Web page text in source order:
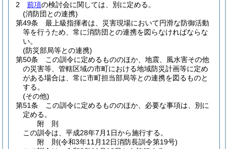
2
前項の検討会に関しては、別に定める。
(消防団との連携)
第49条
最上級指揮者は、災害現場において円滑な防御活動
等を行うため、常に消防団との連携を図らなければならな
い。
(防災部局等との連携)
第50条
この訓令に定めるもののほか、地震、風水害その他
の災害等、管轄区域の市町における地域防災計画等に定め
がある場合は、常に市町担当部局等との連携を図るものと
する。
(その他)
第51条
この訓令に定めるもののほか、必要な事項は、別に
定める。
附 則
この訓令は、平成28年7月1日から施行する。
附 則(令和3年11月12日消防長訓令第19号)